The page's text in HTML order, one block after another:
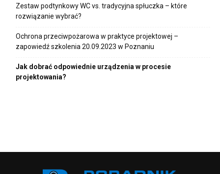
Zestaw podtynkowy WC vs. tradycyjna spłuczka – które
rozwiązanie wybrać?
Ochrona przeciwpożarowa w praktyce projektowej –
zapowiedź szkolenia 20.09.2023 w Poznaniu
Jak dobrać odpowiednie urządzenia w procesie
projektowania?